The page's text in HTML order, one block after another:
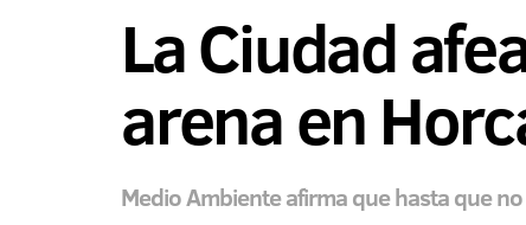
La Ciudad
arena en
Medio Ambiente afirma que hasta que